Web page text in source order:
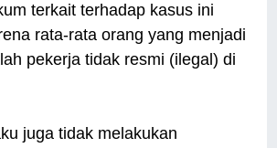
terkait terhadap kasus ini
rata-rata orang yang menjadi
pekerja tidak resmi (ilegal) di
juga tidak melakukan